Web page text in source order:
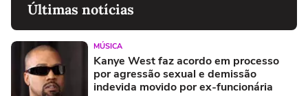
Últimas notícias
MÚSICA
Kanye West faz acordo em processo
por agressão sexual e demissão
indevida movido por ex-funcionária